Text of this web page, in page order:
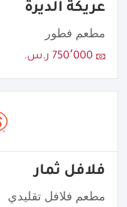
عريكة الديرة
مطعم فطور
750٬000 ر.س.
فلافل ثمار
مطعم فلافل تقليدي